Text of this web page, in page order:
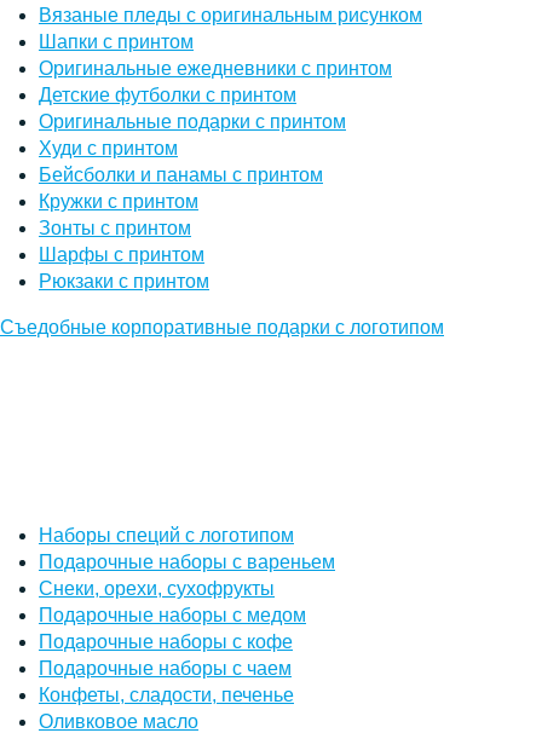
Вязаные пледы с оригинальным рисунком
Шапки с принтом
Оригинальные ежедневники с принтом
Детские футболки с принтом
Оригинальные подарки с принтом
Худи с принтом
Бейсболки и панамы с принтом
Кружки с принтом
Зонты с принтом
Шарфы с принтом
Рюкзаки с принтом
Съедобные корпоративные подарки с логотипом
Наборы специй с логотипом
Подарочные наборы с вареньем
Снеки, орехи, сухофрукты
Подарочные наборы с медом
Подарочные наборы с кофе
Подарочные наборы с чаем
Конфеты, сладости, печенье
Оливковое масло